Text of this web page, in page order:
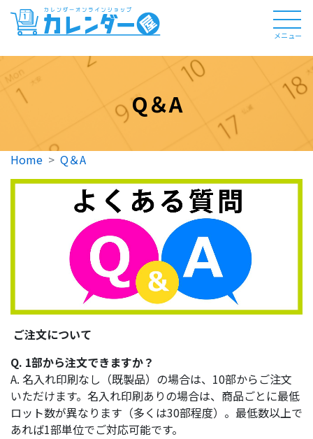
メニュー
Q＆A
Home Q＆A
ご注文について
Q. 1部から注文できますか？
A. 名入れ印刷なし（既製品）の場合は、10部からご注文
いただけます。名入れ印刷ありの場合は、商品ごとに最低
ロット数が異なります（多くは30部程度）。最低数以上で
あれば1部単位でご対応可能です。